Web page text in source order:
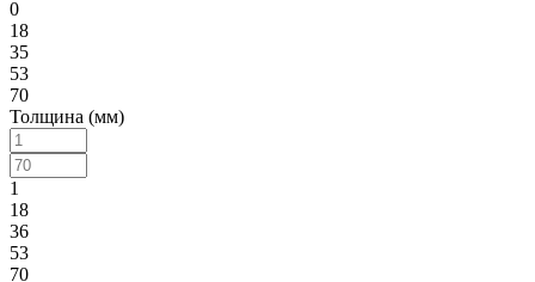
0
18
35
53
70
Толщина (мм)
1
18
36
53
70